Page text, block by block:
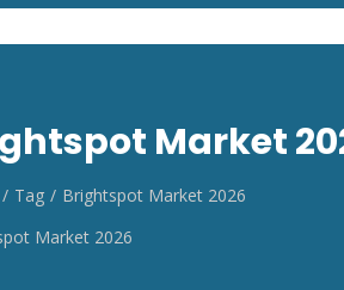
Market
Tag
Brightspot Market 2026
Market 2026